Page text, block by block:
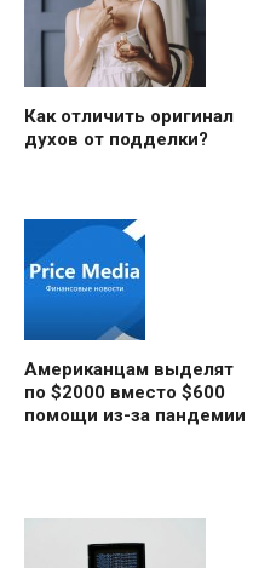
Как отличить оригинал
духов от подделки?
Американцам выделят
по $2000 вместо $600
помощи из-за пандемии